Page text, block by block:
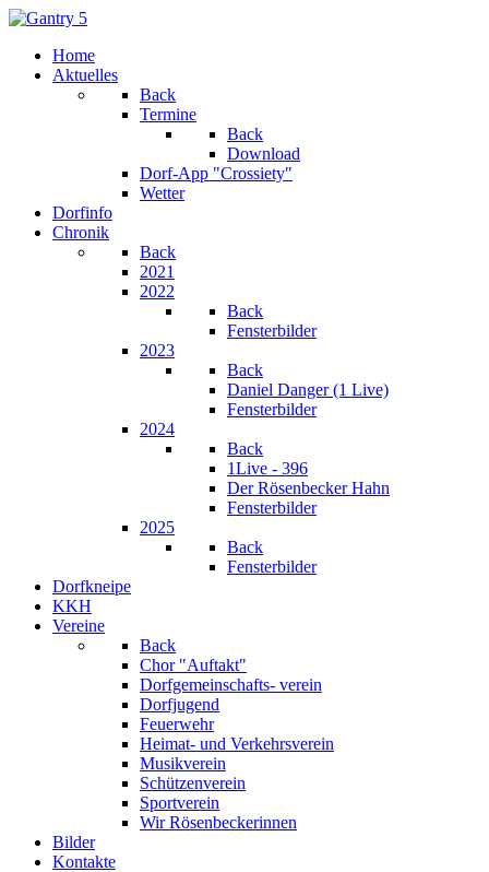
Home
Aktuelles
Back
Termine
Back
Download
Dorf-App "Crossiety"
Wetter
Dorfinfo
Chronik
Back
2021
2022
Back
Fensterbilder
2023
Back
Daniel Danger (1 Live)
Fensterbilder
2024
Back
1Live - 396
Der Rösenbecker Hahn
Fensterbilder
2025
Back
Fensterbilder
Dorfkneipe
KKH
Vereine
Back
Chor "Auftakt"
Dorfgemeinschafts- verein
Dorfjugend
Feuerwehr
Heimat- und Verkehrsverein
Musikverein
Schützenverein
Sportverein
Wir Rösenbeckerinnen
Bilder
Kontakte